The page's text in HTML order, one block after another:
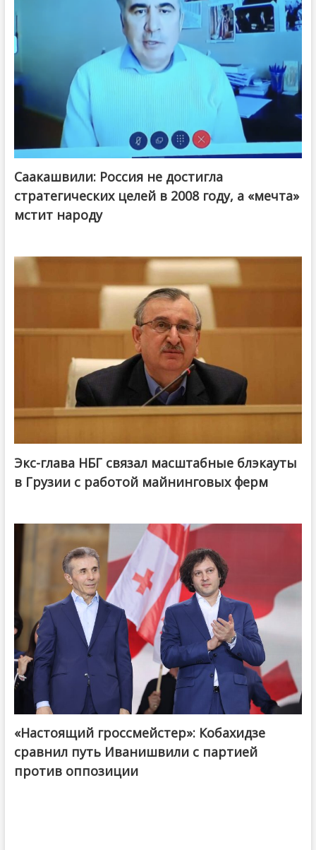
Саакашвили: Россия не достигла
стратегических целей в 2008 году, а «мечта»
мстит народу
Экс-глава НБГ связал масштабные блэкауты
в Грузии с работой майнинговых ферм
@ქართული ოცნება / Georgian Dream
«Настоящий гроссмейстер»: Кобахидзе
сравнил путь Иванишвили с партией
против оппозиции